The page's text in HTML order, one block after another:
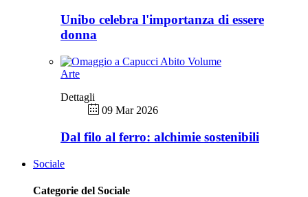
Unibo celebra l'importanza di essere
donna
Arte
Dettagli
09 Mar 2026
Dal filo al ferro: alchimie sostenibili
Sociale
Categorie del Sociale